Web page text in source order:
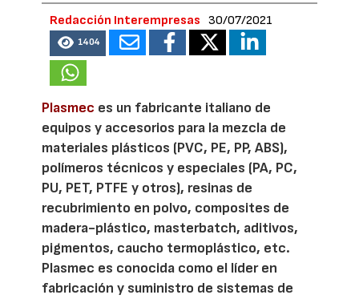
Redacción Interempresas 30/07/2021
1404
Plasmec es un fabricante italiano de
equipos y accesorios para la mezcla de
materiales plásticos (PVC, PE, PP, ABS),
polímeros técnicos y especiales (PA, PC,
PU, PET, PTFE y otros), resinas de
recubrimiento en polvo, composites de
madera-plástico, masterbatch, aditivos,
pigmentos, caucho termoplástico, etc.
Plasmec es conocida como el líder en
fabricación y suministro de sistemas de